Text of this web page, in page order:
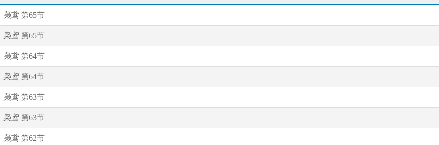
枭鸢 第65节
枭鸢 第65节
枭鸢 第64节
枭鸢 第64节
枭鸢 第63节
枭鸢 第63节
枭鸢 第62节